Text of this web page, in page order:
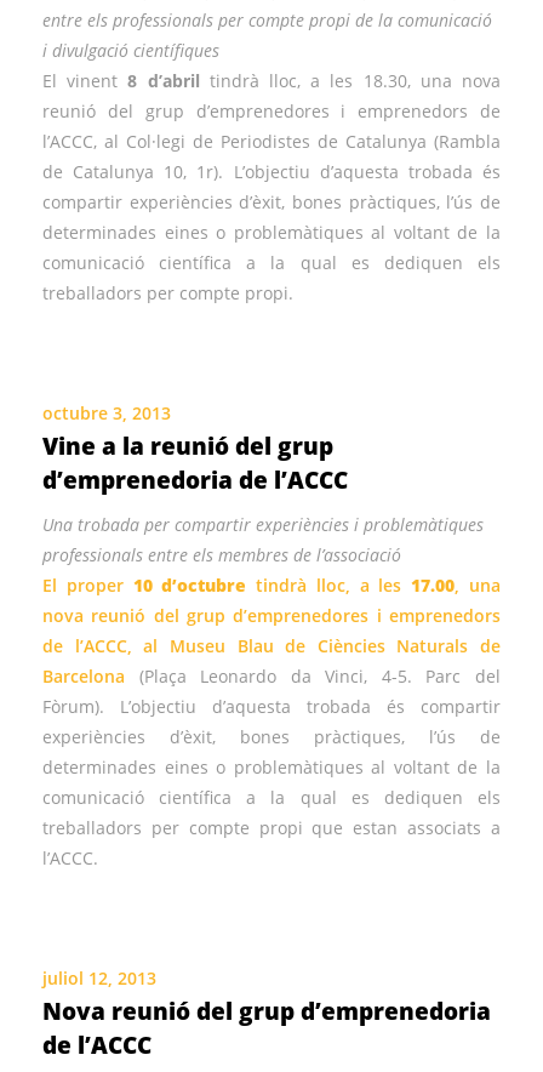
entre els professionals per compte propi de la comunicació
i divulgació científiques
El vinent8 d’abril tindrà lloc, a les 18.30, una nova
reunió del grup d’emprenedores i emprenedors de
l’ACCC, al Col·legi de Periodistes de Catalunya (Rambla
de Catalunya 10, 1r). L’objectiu d’aquesta trobada és
compartir experiències d’èxit, bones pràctiques, l’ús de
determinades eines o problemàtiques al voltant de la
comunicació científica a la qual es dediquen els
treballadors per compte propi.
octubre 3, 2013
Vine a la reunió del grup
d’emprenedoria de l’ACCC
Una trobada per compartir experiències i problemàtiques
professionals entre els membres de l’associació
El proper 10 d’octubre tindrà lloc, a les17.00 , una
nova reunió del grup d’emprenedores i emprenedors
de l’ACCC, al Museu Blau de Ciències Naturals de
Barcelona (Plaça Leonardo da Vinci, 4-5. Parc del
Fòrum). L’objectiu d’aquesta trobada és compartir
experiències d’èxit, bones pràctiques, l’ús de
determinades eines o problemàtiques al voltant de la
comunicació científica a la qual es dediquen els
treballadors per compte propi que estan associats a
l’ACCC.
juliol 12, 2013
Nova reunió del grup d’emprenedoria
de l’ACCC